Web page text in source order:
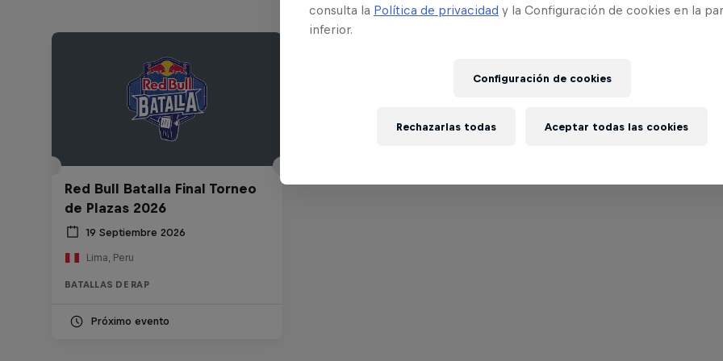
Red Bull Batalla Final Torneo
de Plazas 2026
19 Septiembre 2026
Lima, Peru
BATALLAS DE RAP
Próximo evento
consulta la Política de privacidad y la Configuración de cookies en la
inferior.
Configuración de cookies
Rechazarlas todas Aceptar todas las cookies